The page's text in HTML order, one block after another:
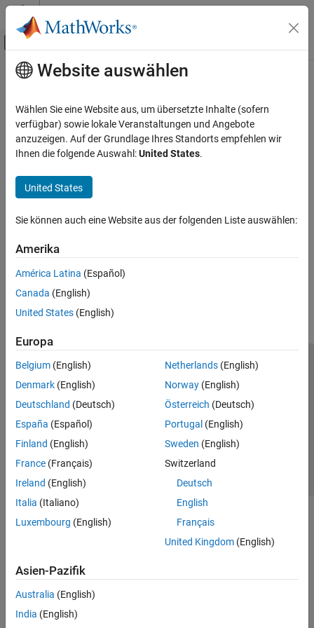
Weiter zum Inhalt
Umschaltung für Off-Canvas-
Startseite der Dokumentation
Hauptinhalt
How useful was this information?
Website auswählen
Wählen Sie eine Website aus, um übersetzte Inhalte (sofern
verfügbar) sowie lokale Veranstaltungen und Angebote
anzuzeigen. Auf der Grundlage Ihres Standorts empfehlen wir
Ihnen die folgende Auswahl:United States.
United States
Sie können auch eine Website aus der folgenden Liste auswählen:
Amerika
América Latina (Español)
Canada (English)
United States (English)
Europa
Belgium (English)
Denmark (English)
Deutschland (Deutsch)
España (Español)
Finland (English)
France (Français)
Ireland (English)
Italia (Italiano)
Luxembourg (English)
Netherlands(English)
Norway(English)
Österreich (Deutsch)
Portugal (English)
Sweden (English)
Switzerland
Deutsch
English
Français
United Kingdom(English)
Asien-Pazifik
Australia (English)
India (English)
Trust Center
Datenschutz-Richtlinien
Datendiebstahl verhindern
Status von Anwendungen
© 1994-2026 The MathWorks, Inc.
Website auswählen
Deutschland